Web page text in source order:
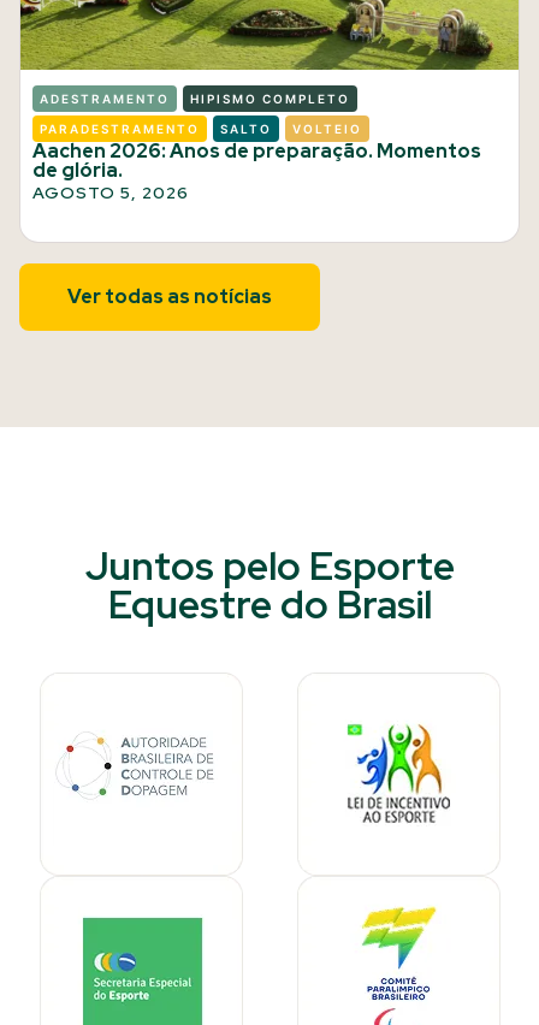
ADESTRAMENTO HIPISMO COMPLETO
PARADESTRAMENTO SALTO VOLTEIO
Aachen 2026: Anos de preparação. Momentos
de glória.
AGOSTO 5, 2026
Ver todas as notícias
Juntos pelo Esporte
Equestre do Brasil​